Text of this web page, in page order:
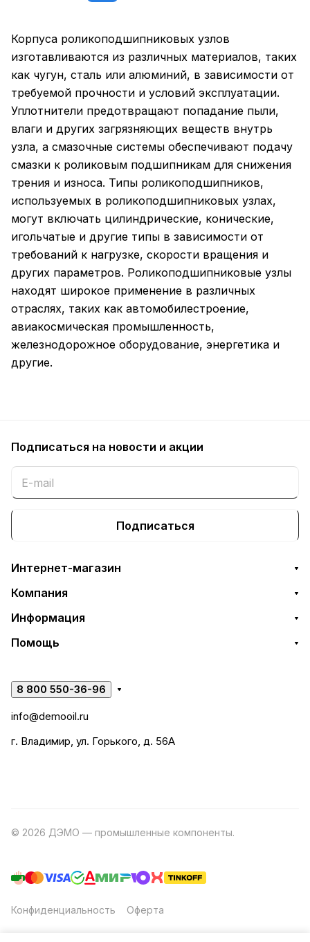
Корпуса роликоподшипниковых узлов
изготавливаются из различных материалов, таких
как чугун, сталь или алюминий, в зависимости от
требуемой прочности и условий эксплуатации.
Уплотнители предотвращают попадание пыли,
влаги и других загрязняющих веществ внутрь
узла, а смазочные системы обеспечивают подачу
смазки к роликовым подшипникам для снижения
трения и износа. Типы роликоподшипников,
используемых в роликоподшипниковых узлах,
могут включать цилиндрические, конические,
игольчатые и другие типы в зависимости от
требований к нагрузке, скорости вращения и
других параметров. Роликоподшипниковые узлы
находят широкое применение в различных
отраслях, таких как автомобилестроение,
авиакосмическая промышленность,
железнодорожное оборудование, энергетика и
другие.
Подписаться на новости и акции
Подписаться
Интернет-магазин
Компания
Информация
Помощь
8 800 550-36-96
info@demooil.ru
г. Владимир, ул. Горького, д. 56А
© 2026 ДЭМО — промышленные компоненты.
Конфиденциальность Оферта